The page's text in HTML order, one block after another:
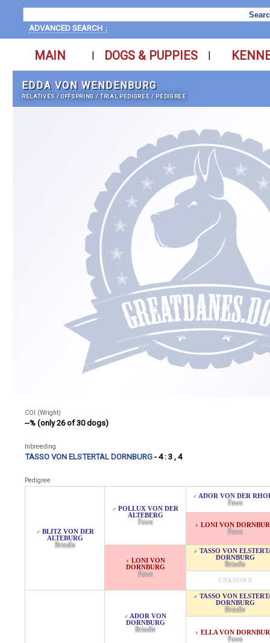
ADVANCED SEARCH ↓
MAIN | DOGS & PUPPIES |
EDDA VON WENDENBURG
RELATIVES /OFFSPRING /TRIAL PEDIGREE / PEDIGREE
COI (Wright)
--% (only 26 of 30 dogs)
Inbreeding
TASSO VON ELSTERTAL DORNBURG - 4 : 3 , 4
Pedigree
♂ BLITZ VON DER
ALTEBURG
Brindle
♂ POLLUX VON DER
ALTEBERG
Fawn
♂ ADOR VON DER
Fawn
♀ LONI VON
Fawn
♀ LONI VON
DORNBURG
Fawn
♂ TASSO VON
DORNBURG
Brindle
UNKNOWN
♂ ADOR VON
DORNBURG
Brindle
♂ TASSO VON
DORNBURG
Brindle
♀ ELLA VON
Fawn